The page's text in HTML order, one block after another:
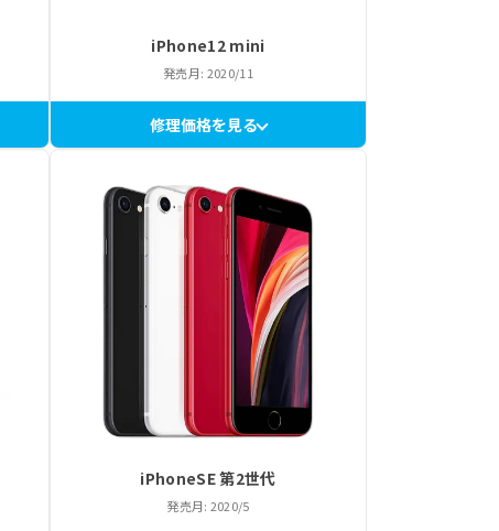
iPhone12 mini
発売月: 2020/11
修理価格を見る
iPhoneSE 第2世代
発売月: 2020/5